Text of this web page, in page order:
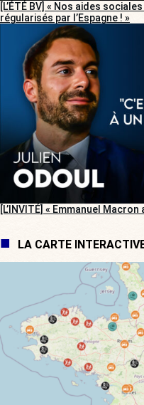
[L’ÉTÉ BV] « Nos aides
régularisés par l’Espagne ! »
[L’INVITÉ] « Emmanuel
LA CARTE